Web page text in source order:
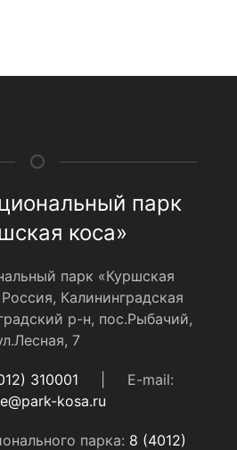
парк
коса»
парк «Куршская
Калининградская
р-н, пос.Рыбачий,
7
310001
E-mail:
kosa.ru
парка: 8 (4012)